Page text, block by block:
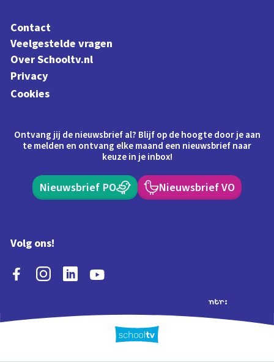
Contact
Veelgestelde vragen
Over Schooltv.nl
Privacy
Cookies
Ontvang jij de nieuwsbrief al? Blijf op de hoogte door je aan
te melden en ontvang elke maand een nieuwsbrief naar
keuze in je inbox!
Nieuwsbrief PO Nieuwsbrief VO
Volg ons!